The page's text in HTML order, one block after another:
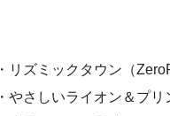
・リズミックタウン（
・やさしいライオン＆プ